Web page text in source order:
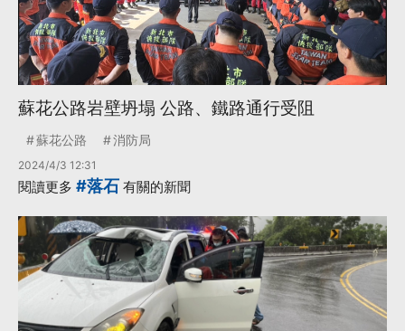
蘇花公路岩壁坍塌 公路、鐵路通行受阻
蘇花公路 消防局
2024/4/3 12:31
閱讀更多 #落石 有關的新聞